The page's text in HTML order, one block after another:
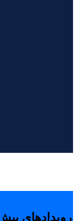
رویدادهای